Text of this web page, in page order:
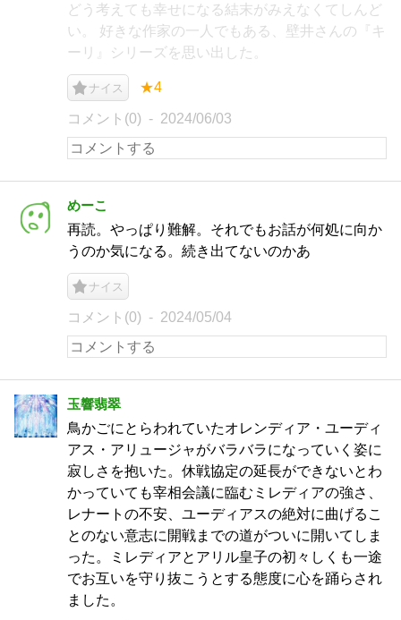
どう考えても幸せになる結末がみえなくてしんど
い。 好きな作家の一人でもある、壁井さんの『キ
ーリ』シリーズを思い出した。
ナイス ★4
コメント(0) 2024/06/03
めーこ
再読。やっぱり難解。それでもお話が何処に向か
うのか気になる。続き出てないのかあ
ナイス
コメント(0) 2024/05/04
玉響翡翠
鳥かごにとらわれていたオレンディア・ユーディ
アス・アリュージャがバラバラになっていく姿に
寂しさを抱いた。休戦協定の延長ができないとわ
かっていても宰相会議に臨むミレディアの強さ、
レナートの不安、ユーディアスの絶対に曲げるこ
とのない意志に開戦までの道がついに開いてしま
った。ミレディアとアリル皇子の初々しくも一途
でお互いを守り抜こうとする態度に心を踊らされ
ました。